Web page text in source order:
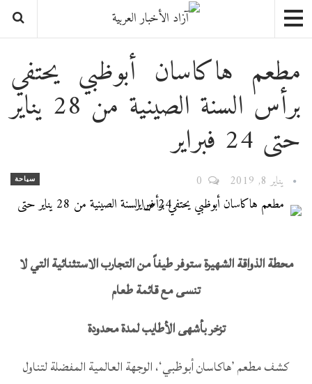
مطعم هاكاسان أبوظبي يحتفي
برأس السنة الصينية من 28 يناير
حتى 24 فبراير
سياحة يناير 8, 2019
محطة الذواقة الشهيرة ستوفر طيفاً من التجارب الاستثنائية التي لا
تنسى مع قائمة طعام
تزخر بأشهى الأطايب لمدة محدودة
كشف مطعم ’هاكاسان أبوظبي‘، الوجهة العالمية المفضلة لتناول